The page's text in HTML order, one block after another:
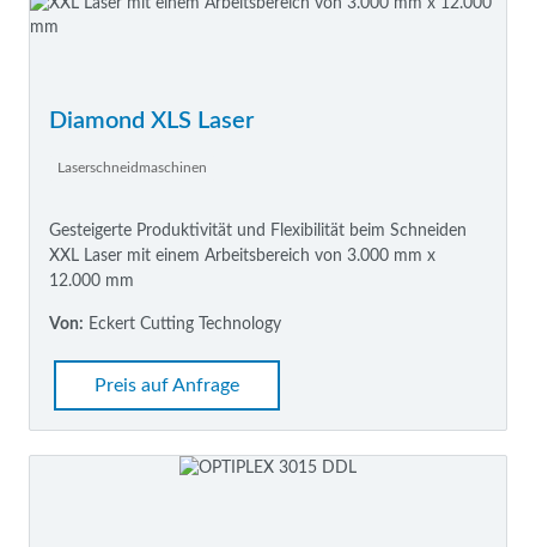
Diamond XLS Laser
Laserschneidmaschinen
Gesteigerte Produktivität und Flexibilität beim Schneiden
XXL Laser mit einem Arbeitsbereich von 3.000 mm x
12.000 mm
Von: Eckert Cutting Technology
Preis auf Anfrage